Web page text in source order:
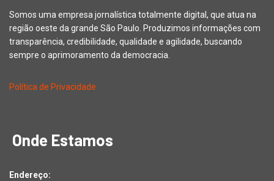
Somos uma empresa jornalística totalmente digital, que atua na
região oeste da grande São Paulo. Produzimos informações com
transparência, credibilidade, qualidade e agilidade, buscando
sempre o aprimoramento da democracia.
Política de Privacidade
Onde Estamos
Endereço: